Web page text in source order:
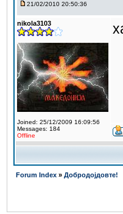
21/02/2010 20:50:36
nikola3103
Joined: 25/12/2009 16:09:56
Messages: 184
Offline
Forum Index » Добродојдовте!